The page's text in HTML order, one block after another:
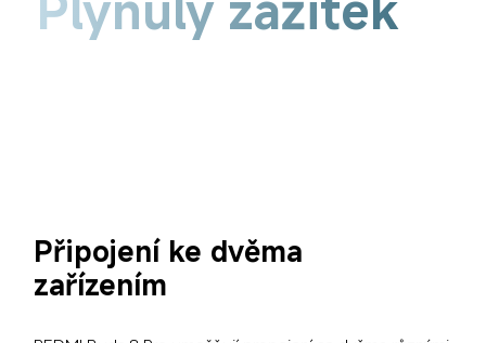
Připojení ke dvěma
zařízením